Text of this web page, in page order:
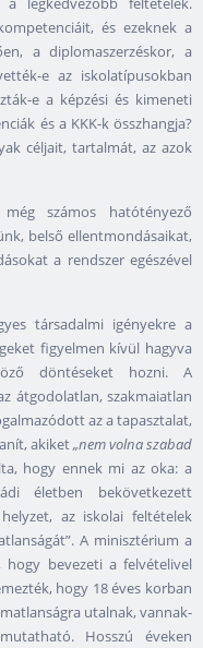
és ezeknek a
a diplomaszerzéskor, a
e az iskolatípusokban
e a képzési és kimeneti
és a KKK-k összhangja?
céljait, tartalmát, az azok
számos hatótényező
belső ellentmondásaikat,
a rendszer egészével
társadalmi igényekre a
figyelmen kívül hagyva
döntéseket hozni. A
átgodolatlan, szakmaiatlan
az a tapasztalat,
akiket„nem volna szabad
hogy ennek mi az oka: a
életben bekövetkezett
az iskolai feltételek
A minisztérium a
bevezeti a felvételivel
hogy 18 éves korban
utalnak, vannak-
Hosszú éveken